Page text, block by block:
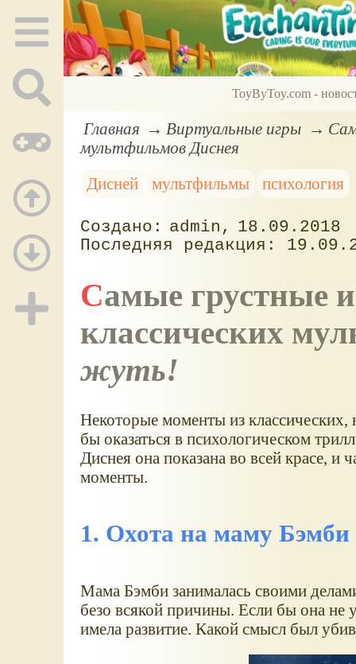
ToyByToy.com -
Главная Виртуальные игры
мультфильмов Диснея
Дисней
мультфильмы психология
admin
18.09.2018
Самые грустные и страшные моменты из
классических
жуть!
Некоторые моменты из
бы оказаться в психологическом
Диснея она показана во всей красе, и
моменты.
1. Охота на маму Бэмби
Мама Бэмби занималась своими
безо всякой причины. Если бы она не
имела развитие. Какой смысл был